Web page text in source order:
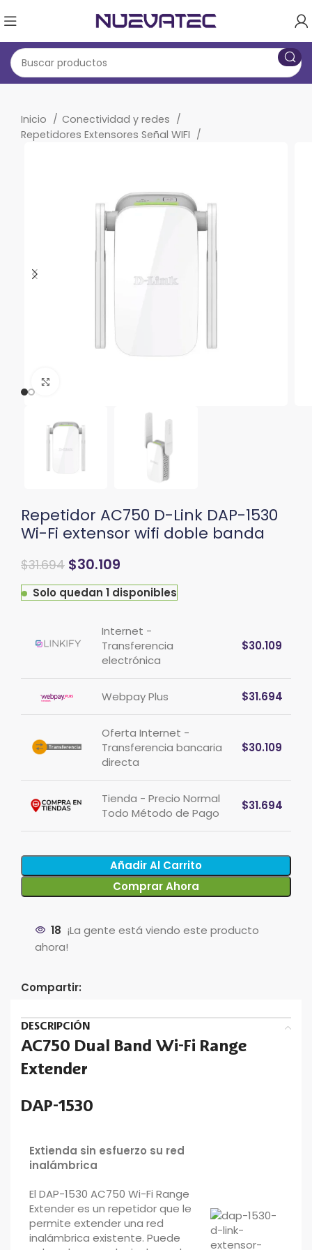
Inicio
Conectividad y redes
Repetidores Extensores Señal WIFI
Repetidor AC750 D-Link DAP-1530
Wi-Fi extensor wifi doble banda
$31.694 $30.109
Solo quedan 1 disponibles
Internet -
Transferencia
electrónica
$30.109
Webpay Plus $31.694
Oferta Internet -
Transferencia bancaria
directa
$30.109
Tienda - Precio Normal
Todo Método de Pago
$31.694
Añadir Al Carrito
Comprar Ahora
18 ¡La gente está viendo este producto
ahora!
Compartir:
DESCRIPCIÓN
AC750 Dual Band Wi-Fi Range
Extender
DAP-1530
Extienda sin esfuerzo su red
inalámbrica
El DAP-1530 AC750 Wi-Fi Range
Extender es un repetidor que le
permite extender una red
inalámbrica existente. Puede